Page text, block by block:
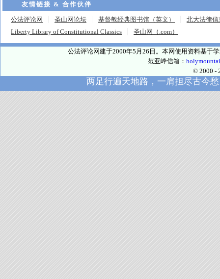
友情链接 & 合作伙伴
公法评论网 圣山网论坛 基督教经典图书馆（英文）
北大法律信
Liberty Library of Constitutional Classics
圣山网（.com）
公法评论网建于2000年5月26日。本网使用资料基于
范亚峰信箱：
© 2000 -
两足行遍天地路，一肩担尽古今